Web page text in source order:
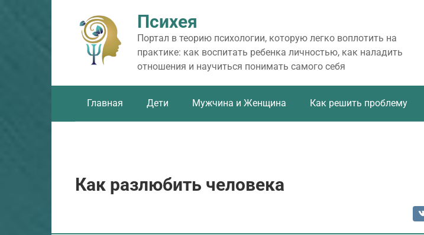
Психея
Портал в теорию психологии, которую легко воплотить на
практике: как воспитать ребенка личностью, как наладить
отношения и научиться понимать самого себя
Главная Дети Мужчина и Женщина Как решить проблему
Как разлюбить человека